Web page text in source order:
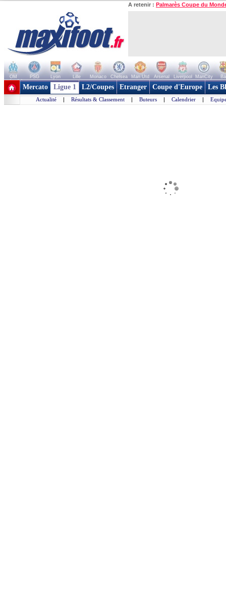
A retenir : Palmarès Coupe du
OM PSG Lyon Lille Monaco Chelsea Man Utd Arsenal Liverpool ManCity
+ de clubs
Mercato Ligue 1 L2/Coupes Etranger Coupe d'Europe Les
Actualité | Résultats & Classement | Buteurs | Calendrier |